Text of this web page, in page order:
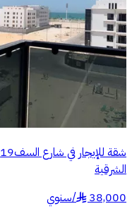
الشرقية
38,000
§
/سنوي